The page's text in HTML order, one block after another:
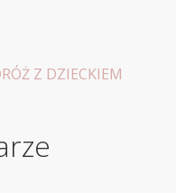
Z DZIECKIEM